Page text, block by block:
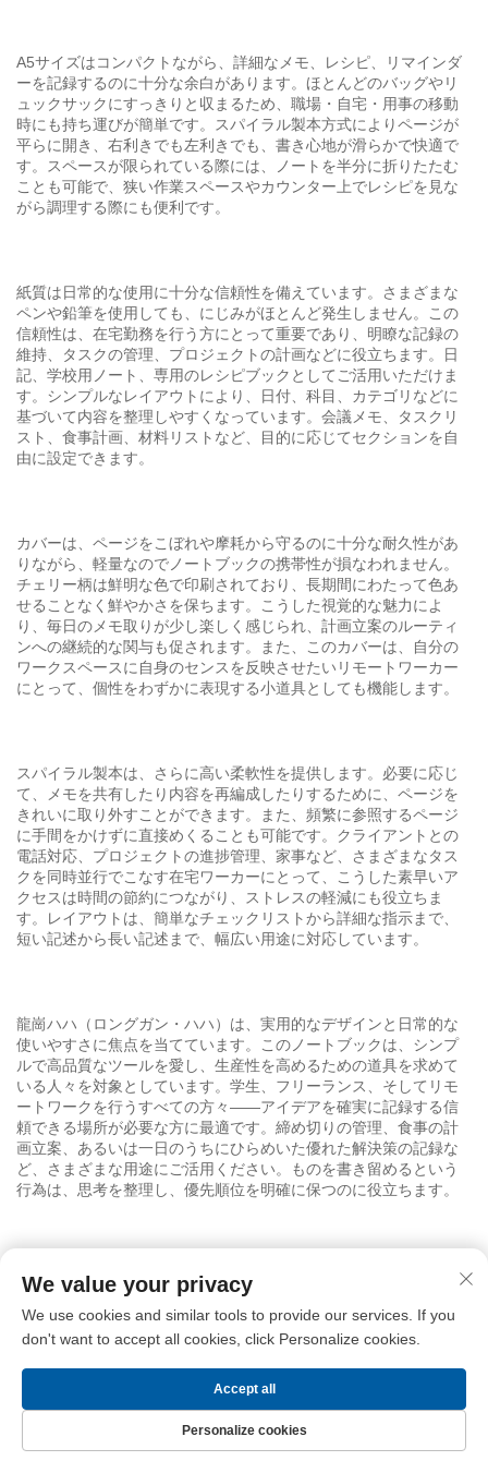
A5サイズはコンパクトながら、詳細なメモ、レシピ、リマインダ
ーを記録するのに十分な余白があります。ほとんどのバッグやリ
ュックサックにすっきりと収まるため、職場・自宅・用事の移動
時にも持ち運びが簡単です。スパイラル製本方式によりページが
平らに開き、右利きでも左利きでも、書き心地が滑らかで快適で
す。スペースが限られている際には、ノートを半分に折りたたむ
ことも可能で、狭い作業スペースやカウンター上でレシピを見な
がら調理する際にも便利です。
紙質は日常的な使用に十分な信頼性を備えています。さまざまな
ペンや鉛筆を使用しても、にじみがほとんど発生しません。この
信頼性は、在宅勤務を行う方にとって重要であり、明瞭な記録の
維持、タスクの管理、プロジェクトの計画などに役立ちます。日
記、学校用ノート、専用のレシピブックとしてご活用いただけま
す。シンプルなレイアウトにより、日付、科目、カテゴリなどに
基づいて内容を整理しやすくなっています。会議メモ、タスクリ
スト、食事計画、材料リストなど、目的に応じてセクションを自
由に設定できます。
カバーは、ページをこぼれや摩耗から守るのに十分な耐久性があ
りながら、軽量なのでノートブックの携帯性が損なわれません。
チェリー柄は鮮明な色で印刷されており、長期間にわたって色あ
せることなく鮮やかさを保ちます。こうした視覚的な魅力によ
り、毎日のメモ取りが少し楽しく感じられ、計画立案のルーティ
ンへの継続的な関与も促されます。また、このカバーは、自分の
ワークスペースに自身のセンスを反映させたいリモートワーカー
にとって、個性をわずかに表現する小道具としても機能します。
スパイラル製本は、さらに高い柔軟性を提供します。必要に応じ
て、メモを共有したり内容を再編成したりするために、ページを
きれいに取り外すことができます。また、頻繁に参照するページ
に手間をかけずに直接めくることも可能です。クライアントとの
電話対応、プロジェクトの進捗管理、家事など、さまざまなタス
クを同時並行でこなす在宅ワーカーにとって、こうした素早いア
クセスは時間の節約につながり、ストレスの軽減にも役立ちま
す。レイアウトは、簡単なチェックリストから詳細な指示まで、
短い記述から長い記述まで、幅広い用途に対応しています。
龍崗ハハ（ロングガン・ハハ）は、実用的なデザインと日常的な
使いやすさに焦点を当てています。このノートブックは、シンプ
ルで高品質なツールを愛し、生産性を高めるための道具を求めて
いる人々を対象としています。学生、フリーランス、そしてリモ
ートワークを行うすべての方々——アイデアを確実に記録する信
頼できる場所が必要な方に最適です。締め切りの管理、食事の計
画立案、あるいは一日のうちにひらめいた優れた解決策の記録な
ど、さまざまな用途にご活用ください。ものを書き留めるという
行為は、思考を整理し、優先順位を明確に保つのに役立ちます。
このノートブックの汎用性は、創造的な用途にも広がります。お
気に入りのレシピを継続的にリスト化し、時間とともに微調整し
ていくこともできます。調理時のメモ、材料の代用品、調理時間
の調整などを簡単に記録できます。やがてこのノートブックは、
し、講義のノート、宿題、学習スケジュールの管理などに活用で
学習効果と知識定着をサポートします。
We value your privacy
We use cookies and similar tools to provide our services. If you
don't want to accept all cookies, click Personalize cookies.
Personalize cookies
Accept all